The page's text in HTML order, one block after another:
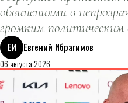
обвинениями в
громким политическим
ЕИ
Евгений Ибрагимов
06 августа 2026